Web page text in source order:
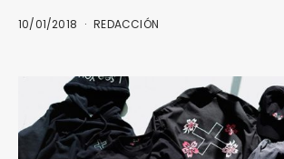
10/01/2018 REDACCIÓN